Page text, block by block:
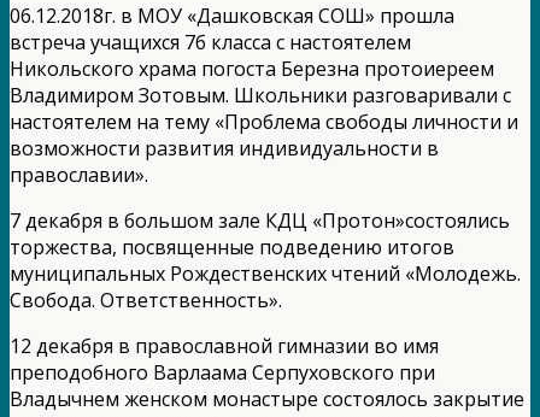
06.12.2018г. в МОУ «Дашковская СОШ» прошла
встреча учащихся 7б класса с настоятелем
Никольского храма погоста Березна протоиереем
Владимиром Зотовым. Школьники разговаривали с
настоятелем на тему «Проблема свободы личности и
возможности развития индивидуальности в
православии».
7 декабря в большом зале КДЦ «Протон»состоялись
торжества, посвященные подведению итогов
муниципальных Рождественских чтений «Молодежь.
Свобода. Ответственность».
12 декабря в православной гимназии во имя
преподобного Варлаама Серпуховского при
Владычнем женском монастыре состоялось закрытие